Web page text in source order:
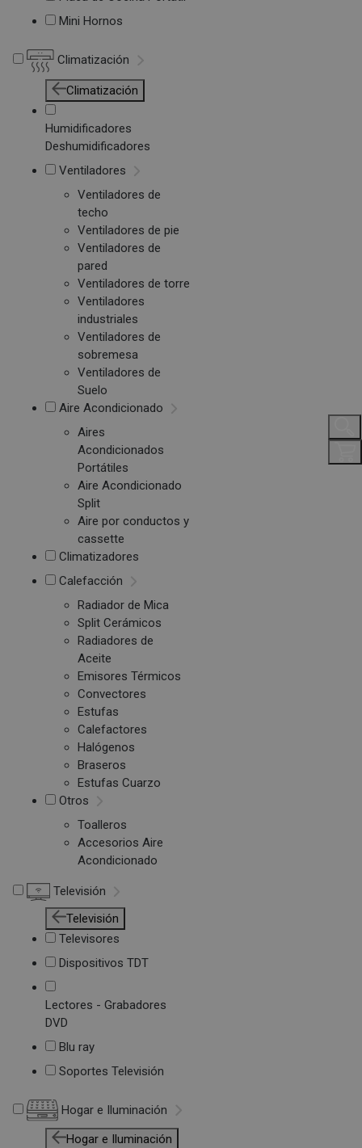
Mini Hornos
Climatización
Climatización
Humidificadores
Deshumidificadores
Ventiladores
Ventiladores de
techo
Ventiladores de pie
Ventiladores de
pared
Ventiladores de torre
Ventiladores
industriales
Ventiladores de
sobremesa
Ventiladores de
Suelo
Aire Acondicionado
Aires
Acondicionados
Portátiles
Aire Acondicionado
Split
Aire por conductos y
cassette
Climatizadores
Calefacción
Radiador de Mica
Split Cerámicos
Radiadores de
Aceite
Emisores Térmicos
Convectores
Estufas
Calefactores
Halógenos
Braseros
Estufas Cuarzo
Otros
Toalleros
Accesorios Aire
Acondicionado
Televisión
Televisión
Televisores
Dispositivos TDT
Lectores - Grabadores
DVD
Blu ray
Soportes Televisión
Hogar e Iluminación
Hogar e Iluminación